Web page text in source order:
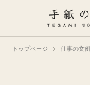
トップページ 仕事の文例
手紙の基本